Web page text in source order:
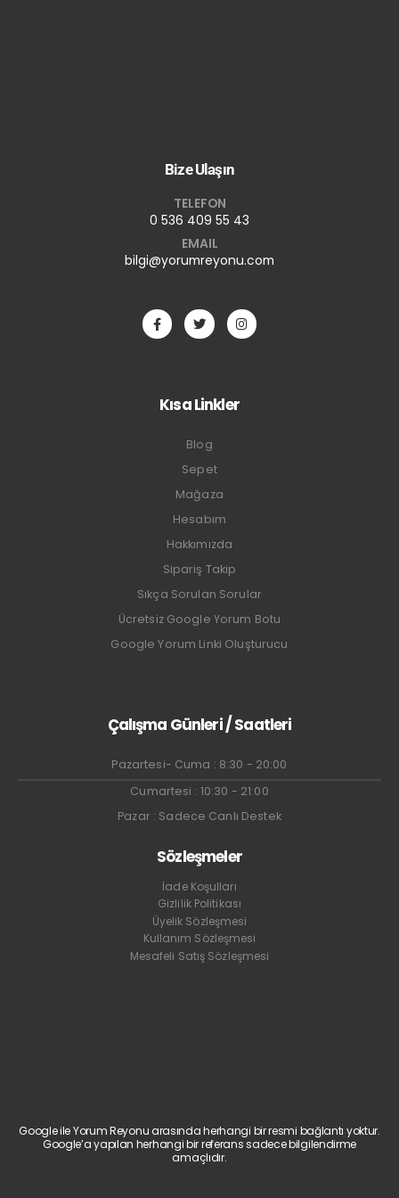
Bize Ulaşın
TELEFON
0 536 409 55 43
EMAIL
bilgi@yorumreyonu.com
Kısa Linkler
Blog
Sepet
Mağaza
Hesabım
Hakkımızda
Sipariş Takip
Sıkça Sorulan Sorular
Ücretsiz Google Yorum Botu
Google Yorum Linki Oluşturucu
Çalışma Günleri / Saatleri
Pazartesi- Cuma : 8:30 - 20:00
Cumartesi : 10:30 - 21:00
Pazar : Sadece Canlı Destek
Sözleşmeler
İade Koşulları
Gizlilik Politikası
Üyelik Sözleşmesi
Kullanım Sözleşmesi
Mesafeli Satış Sözleşmesi
Google ile Yorum Reyonu arasında herhangi bir resmi bağlantı yoktur.
Google’a yapılan herhangi bir referans sadece bilgilendirme
amaçlıdır.